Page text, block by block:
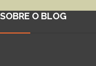
SOBRE O BLOG